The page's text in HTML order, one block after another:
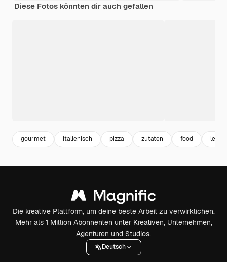
Diese Fotos könnten dir auch gefallen
gourmet italienisch pizza zutaten food
Die kreative Plattform, um deine beste Arbeit zu verwirklichen.
Mehr als 1 Million Abonnenten unter Kreativen, Unternehmen,
Agenturen und Studios.
Deutsch